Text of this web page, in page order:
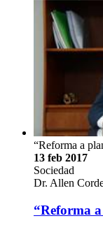
“Reforma a
13 feb 2017
Sociedad
Dr. Allen
“Reforma